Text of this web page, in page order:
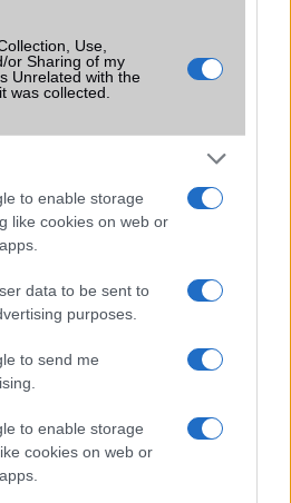
Use,
or Sharing of my
Unrelated with the
was collected.
to enable storage
like cookies on web or
data to be sent to
purposes.
to send me
to enable storage
cookies on web or
Samsung Galaxy
a One UI 9
– itt a lista az érintett
mesterséges intelligencia-
kezelőfelületet hoz,
és középkategóriás
bemutató dátum - ekkor
leplet az Apple az új
| Phone Arena
hajlítható iPhone Ultra is
az áremelésekről szóló
beárnyékolják a rajtot.